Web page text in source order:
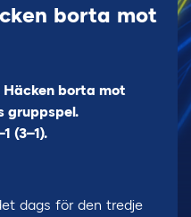
borta mot
borta mot
gruppspel.
(3–1).
dags för den tredje